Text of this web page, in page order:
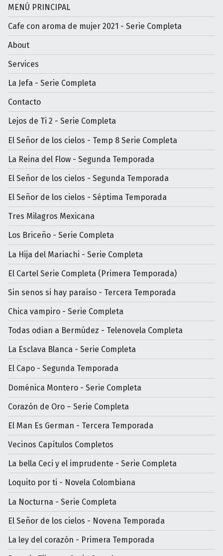
MENÚ PRINCIPAL
Cafe con aroma de mujer 2021 - Serie Completa
About
Services
La Jefa - Serie Completa
Contacto
Lejos de Ti 2 - Serie Completa
El Señor de los cielos - Temp 8 Serie Completa
La Reina del Flow - Segunda Temporada
El Señor de los cielos - Segunda Temporada
El Señor de los cielos - Séptima Temporada
Tres Milagros Mexicana
Los Briceño - Serie Completa
La Hija del Mariachi - Serie Completa
El Cartel Serie Completa (Primera Temporada)
Sin senos si hay paraíso - Tercera Temporada
Chica vampiro - Serie Completa
Todas odian a Bermúdez - Telenovela Completa
La Esclava Blanca - Serie Completa
El Capo - Segunda Temporada
Doménica Montero - Serie Completa
Corazón de Oro – Serie Completa
El Man Es German - Tercera Temporada
Vecinos Capítulos Completos
La bella Ceci y el imprudente - Serie Completa
Loquito por ti - Novela Colombiana
La Nocturna - Serie Completa
El Señor de los cielos - Novena Temporada
La ley del corazón - Primera Temporada